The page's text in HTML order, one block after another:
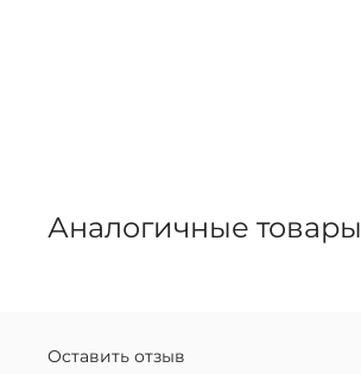
Аналогичные товары
Оставить отзыв